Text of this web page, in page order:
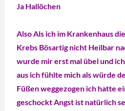
Ja Hallöchen
Also Als ich im Krankenhaus
Krebs Bösartig nicht Heilbar
wurde mir erst mal übel und
aus ich fühlte mich als würde
Füßen weggezogen ich hatte
geschockt Angst ist natürlich